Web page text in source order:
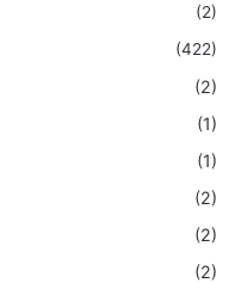
(2)
(422)
(2)
(1)
(1)
(2)
(2)
(2)